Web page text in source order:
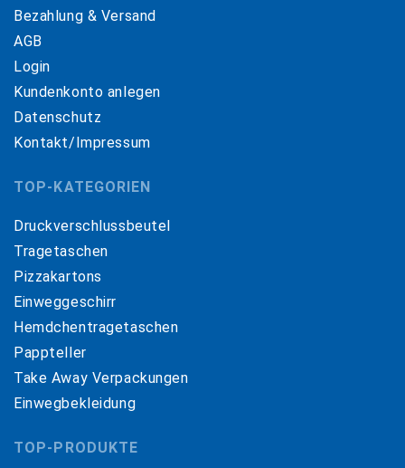
Bezahlung & Versand
AGB
Login
Kundenkonto anlegen
Datenschutz
Kontakt/Impressum
TOP-KATEGORIEN
Druckverschlussbeutel
Tragetaschen
Pizzakartons
Einweggeschirr
Hemdchentragetaschen
Pappteller
Take Away Verpackungen
Einwegbekleidung
TOP-PRODUKTE